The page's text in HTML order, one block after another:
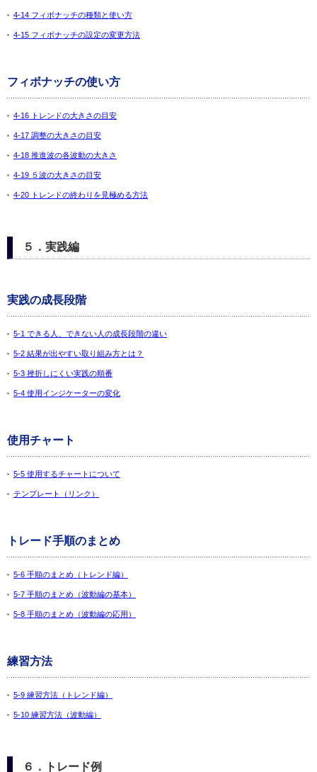
4-14 フィボナッチの種類と使い方
4-15 フィボナッチの設定の変更方法
フィボナッチの使い方
4-16 トレンドの大きさの目安
4-17 調整の大きさの目安
4-18 推進波の各波動の大きさ
4-19 ５波の大きさの目安
4-20 トレンドの終わりを見極める方法
５．実践編
実践の成長段階
5-1 できる人、できない人の成長段階の違い
5-2 結果が出やすい取り組み方とは？
5-3 挫折しにくい実践の順番
5-4 使用インジケーターの変化
使用チャート
5-5 使用するチャートについて
テンプレート（リンク）
トレード手順のまとめ
5-6 手順のまとめ（トレンド編）
5-7 手順のまとめ（波動編の基本）
5-8 手順のまとめ（波動編の応用）
練習方法
5-9 練習方法（トレンド編）
5-10 練習方法（波動編）
６．トレード例